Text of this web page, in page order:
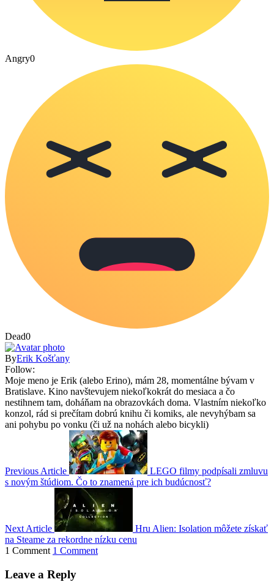
Angry0
Dead0
ByErik Košťany
Follow:
Moje meno je Erik (alebo Erino), mám 28, momentálne bývam v
Bratislave. Kino navštevujem niekoľkokrát do mesiaca a čo
nestihnem tam, doháňam na obrazovkách doma. Vlastním niekoľko
konzol, rád si prečítam dobrú knihu či komiks, ale nevyhýbam sa
ani pohybu po vonku (či už na nohách alebo bicykli)
Previous Article
LEGO filmy podpísali zmluvu
s novým štúdiom. Čo to znamená pre ich budúcnosť?
Next Article
Hru Alien: Isolation môžete získať
na Steame za rekordne nízku cenu
1 Comment 1 Comment
Leave a Reply